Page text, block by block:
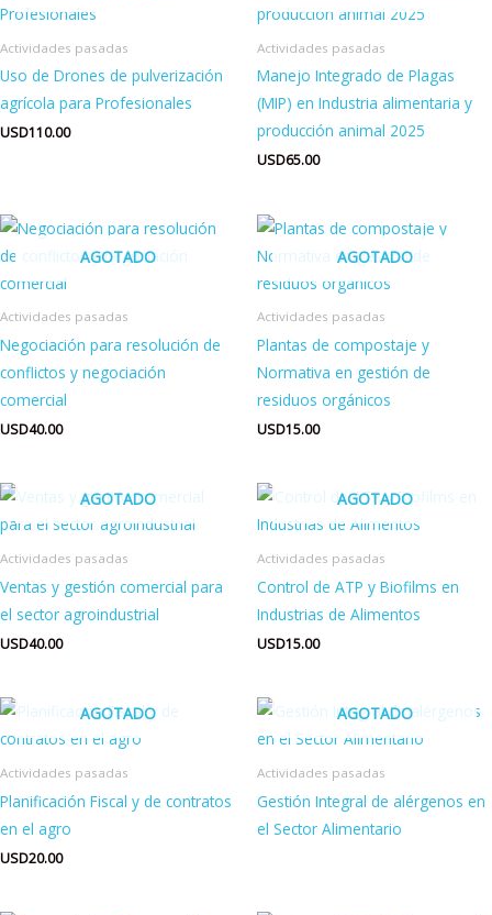
Actividades pasadas
Uso de Drones de pulverización
agrícola para Profesionales
USD110.00
Actividades pasadas
Manejo Integrado de Plagas
(MIP) en Industria alimentaria y
producción animal 2025
USD65.00
AGOTADO
Actividades pasadas
Negociación para resolución de
conflictos y negociación
comercial
USD40.00
AGOTADO
Actividades pasadas
Plantas de compostaje y
Normativa en gestión de
residuos orgánicos
USD15.00
AGOTADO
Actividades pasadas
Ventas y gestión comercial para
el sector agroindustrial
USD40.00
AGOTADO
Actividades pasadas
Control de ATP y Biofilms en
Industrias de Alimentos
USD15.00
AGOTADO
Actividades pasadas
Planificación Fiscal y de contratos
en el agro
USD20.00
AGOTADO
Actividades pasadas
Gestión Integral de alérgenos en
el Sector Alimentario